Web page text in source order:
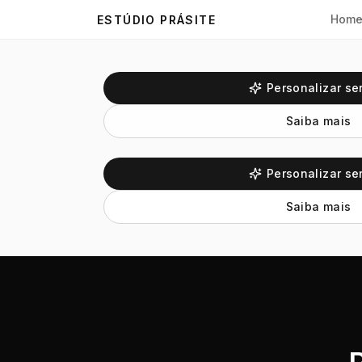
ESTÚDIO PRÁSITE Home
R$ 12,00
Personalizar
Saiba mais
R$ 600,00
Incluso 3 peças
Personalizar
Saiba mais